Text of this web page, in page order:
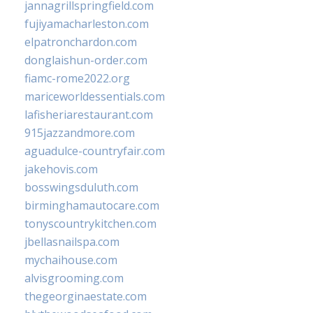
jannagrillspringfield.com
fujiyamacharleston.com
elpatronchardon.com
donglaishun-order.com
fiamc-rome2022.org
mariceworldessentials.com
lafisheriarestaurant.com
915jazzandmore.com
aguadulce-countryfair.com
jakehovis.com
bosswingsduluth.com
birminghamautocare.com
tonyscountrykitchen.com
jbellasnailspa.com
mychaihouse.com
alvisgrooming.com
thegeorginaestate.com